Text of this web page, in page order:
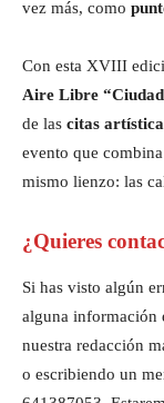
vez más, como
Con esta XVIII
Aire Libre
de las citas
evento que combina
mismo lienzo: las
¿Quieres
Si has visto algún
alguna información
nuestra redacción
o escribiendo un